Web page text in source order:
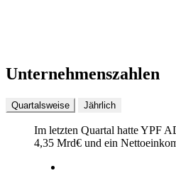
Unternehmenszahlen
Quartalsweise Jährlich
Im letzten Quartal hatte YPF
4,35 Mrd€ und ein